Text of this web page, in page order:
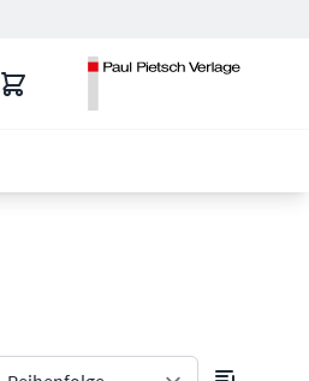
Warenkorb